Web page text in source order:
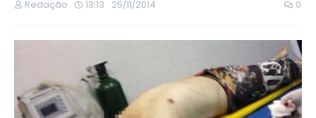
Redação 13:13 25/11/2014 0